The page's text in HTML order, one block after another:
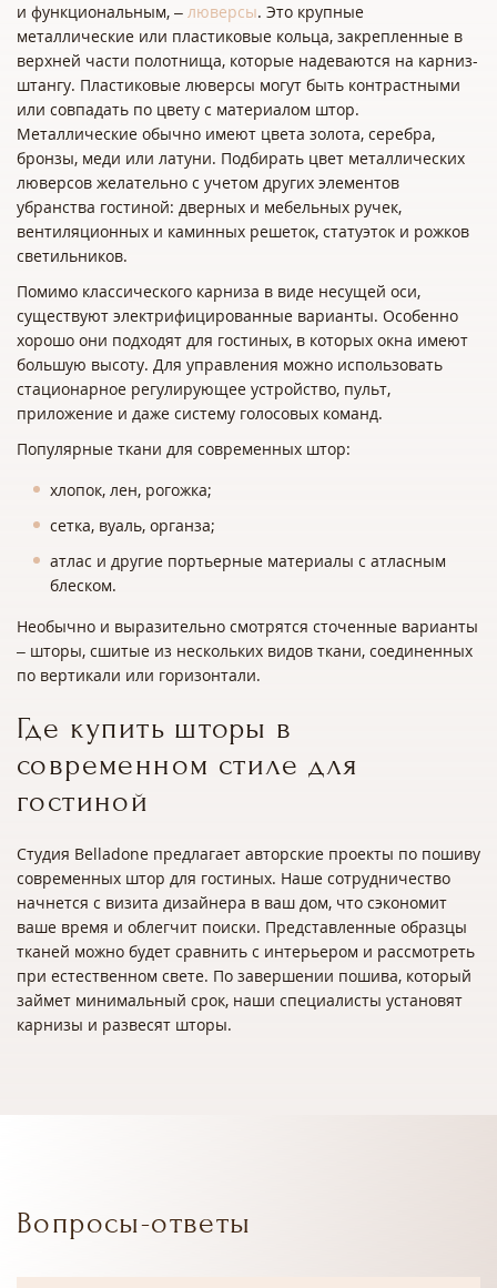
и функциональным, – люверсы. Это крупные
металлические или пластиковые кольца, закрепленные в
верхней части полотнища, которые надеваются на карниз-
штангу. Пластиковые люверсы могут быть контрастными
или совпадать по цвету с материалом штор.
Металлические обычно имеют цвета золота, серебра,
бронзы, меди или латуни. Подбирать цвет металлических
люверсов желательно с учетом других элементов
убранства гостиной: дверных и мебельных ручек,
вентиляционных и каминных решеток, статуэток и рожков
светильников.
Помимо классического карниза в виде несущей оси,
существуют электрифицированные варианты. Особенно
хорошо они подходят для гостиных, в которых окна имеют
большую высоту. Для управления можно использовать
стационарное регулирующее устройство, пульт,
приложение и даже систему голосовых команд.
Популярные ткани для современных штор:
хлопок, лен, рогожка;
сетка, вуаль, органза;
атлас и другие портьерные материалы с атласным
блеском.
Необычно и выразительно смотрятся сточенные варианты
– шторы, сшитые из нескольких видов ткани, соединенных
по вертикали или горизонтали.
Где купить шторы в
современном стиле для
гостиной
Студия Belladone предлагает авторские проекты по пошиву
современных штор для гостиных. Наше сотрудничество
начнется с визита дизайнера в ваш дом, что сэкономит
ваше время и облегчит поиски. Представленные образцы
тканей можно будет сравнить с интерьером и рассмотреть
при естественном свете. По завершении пошива, который
займет минимальный срок, наши специалисты установят
карнизы и развесят шторы.
Вопросы-ответы